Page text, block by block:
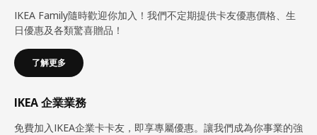
IKEA Family隨時歡迎你加入！我們不定期提供卡友優惠價格、生
日優惠及各類驚喜贈品！
了解更多
IKEA 企業業務
免費加入IKEA企業卡卡友，即享專屬優惠。讓我們成為你事業的強